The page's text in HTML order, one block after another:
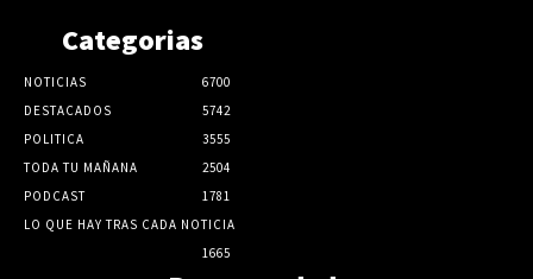
Categorias
NOTICIAS
6700
DESTACADOS
5742
POLITICA
3555
TODA TU MAÑANA
2504
PODCAST
1781
LO QUE HAY TRAS CADA NOTICIA
1665